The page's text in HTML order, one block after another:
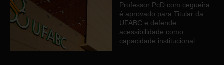
Professor PcD com cegueira
é aprovado para Titular da
UFABC e defende
acessibilidade como
capacidade institucional